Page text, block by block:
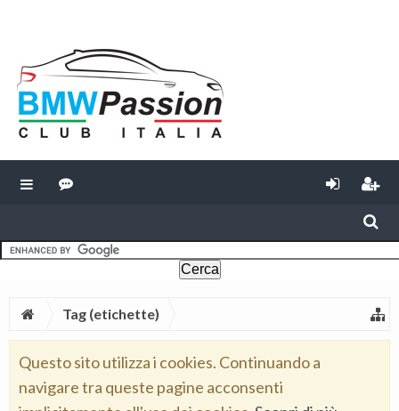
Tag (etichette)
Questo sito utilizza i cookies. Continuando a
navigare tra queste pagine acconsenti